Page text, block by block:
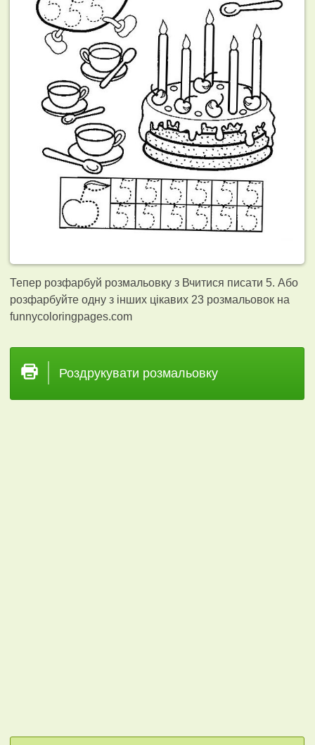
Тепер розфарбуй розмальовку з Вчитися писати 5. Або
розфарбуйте одну з інших цікавих 23 розмальовок на
funnycoloringpages.com
Роздрукувати розмальовку